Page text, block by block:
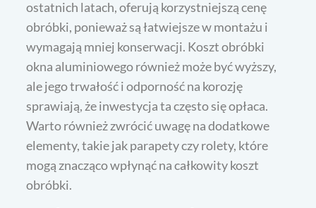
ostatnich latach, oferują korzystniejszą cenę
obróbki, ponieważ są łatwiejsze w montażu i
wymagają mniej konserwacji. Koszt obróbki
okna aluminiowego również może być wyższy,
ale jego trwałość i odporność na korozję
sprawiają, że inwestycja ta często się opłaca.
Warto również zwrócić uwagę na dodatkowe
elementy, takie jak parapety czy rolety, które
mogą znacząco wpłynąć na całkowity koszt
obróbki.